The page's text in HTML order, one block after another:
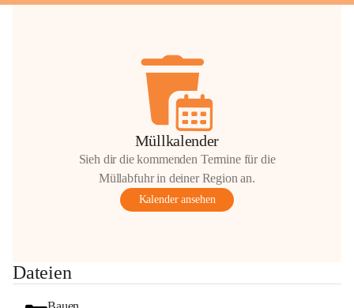
anrainer-service@omv.com
Bei Fragen, Anliegen oder Beschwerden.
Die OMV wird im Zuge von
Müllkalender
Sieh dir die kommenden Termine für die
Müllabfuhr in deiner Region an.
Kalender ansehen
Dateien